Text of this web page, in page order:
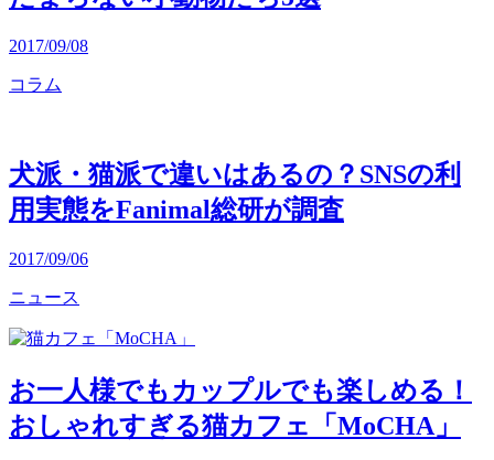
2017/09/08
コラム
犬派・猫派で違いはあるの？SNSの利
用実態をFanimal総研が調査
2017/09/06
ニュース
お一人様でもカップルでも楽しめる！
おしゃれすぎる猫カフェ「MoCHA」